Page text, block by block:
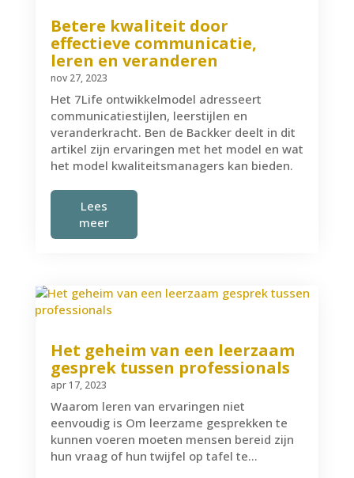
Betere kwaliteit door
effectieve communicatie,
leren en veranderen
nov 27, 2023
Het 7Life ontwikkelmodel adresseert
communicatiestijlen, leerstijlen en
veranderkracht. Ben de Backker deelt in dit
artikel zijn ervaringen met het model en wat
het model kwaliteitsmanagers kan bieden.
Lees
meer
Het geheim van een leerzaam
gesprek tussen professionals
apr 17, 2023
Waarom leren van ervaringen niet
eenvoudig is Om leerzame gesprekken te
kunnen voeren moeten mensen bereid zijn
hun vraag of hun twijfel op tafel te...